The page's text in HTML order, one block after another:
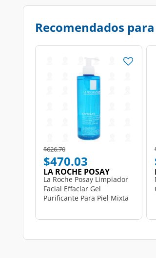
Recomendados
Price reduced from
$626.70to
$470.03
LA ROCHE POSAY
La Roche Posay Limpiador
Facial Effaclar Gel
Purificante Para Piel Mixta